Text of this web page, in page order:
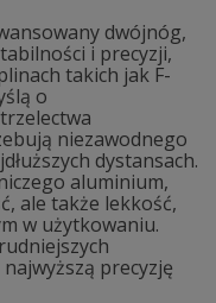
dwójnóg,
i precyzji,
takich jak F-
o
niezawodnego
dystansach.
aluminium,
ale także lekkość,
w użytkowaniu.
precyzję